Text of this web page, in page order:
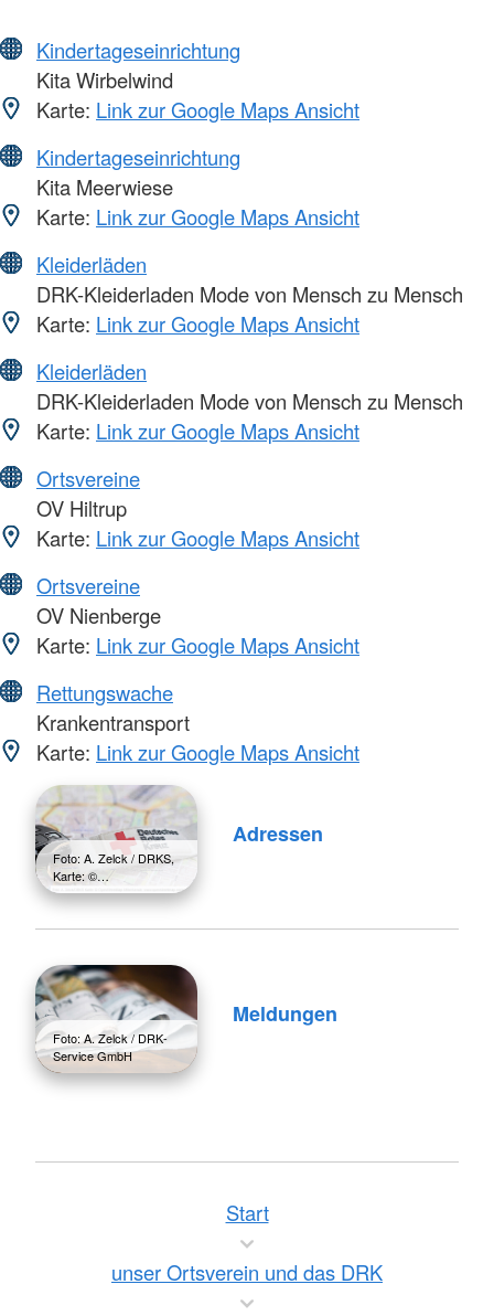
Kindertageseinrichtung
Kita Wirbelwind
Karte: Link zur Google Maps Ansicht
Kindertageseinrichtung
Kita Meerwiese
Karte: Link zur Google Maps Ansicht
Kleiderläden
DRK-Kleiderladen Mode von Mensch zu Mensch
Karte: Link zur Google Maps Ansicht
Kleiderläden
DRK-Kleiderladen Mode von Mensch zu Mensch
Karte: Link zur Google Maps Ansicht
Ortsvereine
OV Hiltrup
Karte: Link zur Google Maps Ansicht
Ortsvereine
OV Nienberge
Karte: Link zur Google Maps Ansicht
Rettungswache
Krankentransport
Karte: Link zur Google Maps Ansicht
Foto: A. Zelck / DRKS,
Karte: ©…
Adressen
Foto: A. Zelck / DRK-
Service GmbH
Meldungen
Start
unser Ortsverein und das DRK